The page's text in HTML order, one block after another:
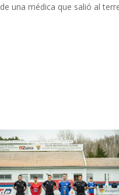
una médica que salió al